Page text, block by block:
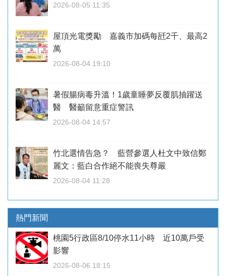
2026-08-05 11:35
屋頂光電獎勵 嘉義市加碼每瓩2千、最高2
萬
2026-08-04 19:10
暑假腸病毒升溫！1歲童睡夢反覆肌抽躍送
醫 醫籲留意重症警訊
2026-08-04 14:57
竹北選情告急？ 藍營參選人杜文中致信鄭
麗文：藍白合作絕不能喪失尊嚴
2026-08-04 11:28
熱門新聞
桃園5行政區8/10停水11小時 近10萬戶受
影響
2026-08-06 18:15